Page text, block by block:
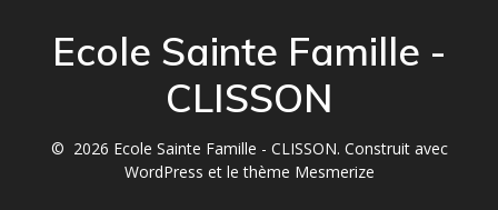
Ecole Sainte Famille -
CLISSON
© 2026 Ecole Sainte Famille - CLISSON. Construit avec
WordPress et lethème Mesmerize